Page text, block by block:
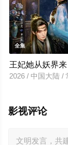
全集
王妃她从妖界来
2026 / 中国大陆 /
影视评论